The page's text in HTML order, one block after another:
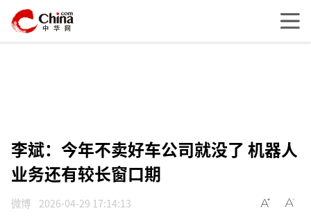
李斌：今年不卖好车公司就没了 机器人
业务还有较长窗口期
微博 2026-04-29 17:14:13